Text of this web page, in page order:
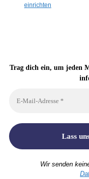
einrichten
Trag dich ein, um jeden
Wir senden